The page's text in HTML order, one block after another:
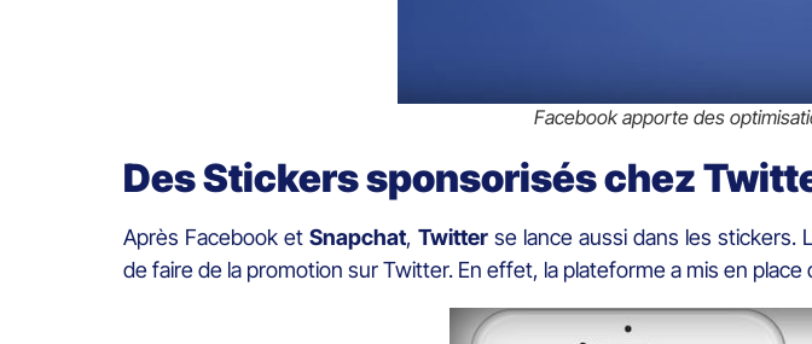
Facebook apporte des
Des Stickers sponsorisés chez
Après Facebook et Snapchat, Twitterse lance aussi dans les stickers.
de faire de la promotion sur Twitter. En effet, la plateforme a mis en